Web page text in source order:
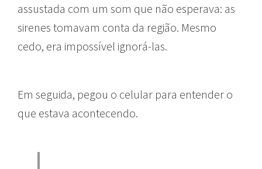
assustada com um som que não esperava: as
sirenes tomavam conta da região. Mesmo
cedo, era impossível ignorá-las.
Em seguida, pegou o celular para entender o
que estava acontecendo.